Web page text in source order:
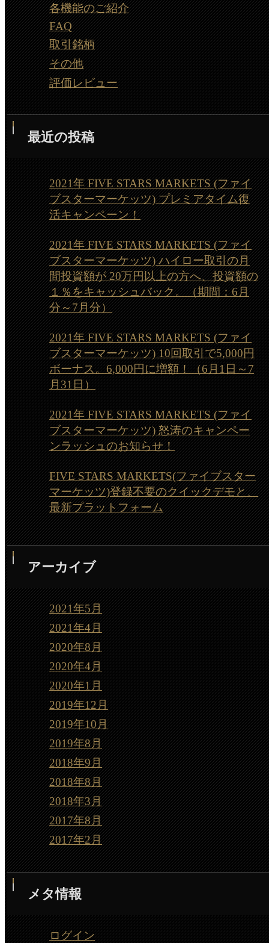
各機能のご紹介
FAQ
取引銘柄
その他
評価レビュー
最近の投稿
2021年 FIVE STARS MARKETS (ファイ
ブスターマーケッツ) プレミアタイム復
活キャンペーン！
2021年 FIVE STARS MARKETS (ファイ
ブスターマーケッツ) ハイロー取引の月
間投資額が 20万円以上の方へ、投資額の
１％をキャッシュバック。（期間：6月
分～7月分）
2021年 FIVE STARS MARKETS (ファイ
ブスターマーケッツ) 10回取引で5,000円
ボーナス。6,000円に増額！（6月1日～7
月31日）
2021年 FIVE STARS MARKETS (ファイ
ブスターマーケッツ) 怒涛のキャンペー
ンラッシュのお知らせ！
FIVE STARS MARKETS(ファイブスター
マーケッツ)登録不要のクイックデモと、
最新プラットフォーム
アーカイブ
2021年5月
2021年4月
2020年8月
2020年4月
2020年1月
2019年12月
2019年10月
2019年8月
2018年9月
2018年8月
2018年3月
2017年8月
2017年2月
メタ情報
ログイン